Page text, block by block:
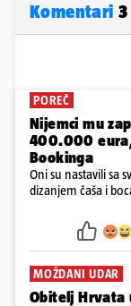
Komentari 3
POREČ
Nijemci mu
400.000
Bookinga
Oni su nastavili sa
dizanjem čaša i
požar, rekao je
MOŽDANI UDAR
Obitelj Hrvata